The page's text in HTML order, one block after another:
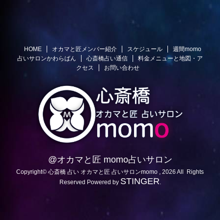
HOME オカマと匠メンバー紹介 スケジュール
週間momo
占いサロンかわらばん
心斎橋占い通信
料金メニューと地図・ア
クセス
お問い合わせ
@オカマと匠 momo占いサロン
Copyright© 心斎橋 占い オカマと匠 占いサロンmomo , 2026 All Rights
Reserved Powered by STINGER